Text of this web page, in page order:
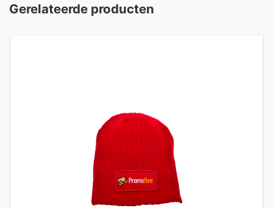
Gerelateerde producten